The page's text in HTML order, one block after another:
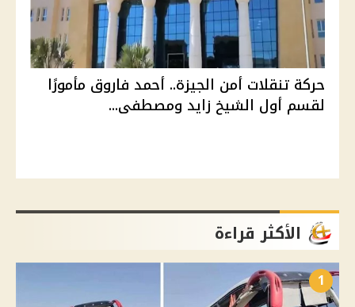
حركة تنقلات أمن الجيزة.. أحمد فاروق مأمورًا
لقسم أول الشيخ زايد ومصطفى...
الأكثر قراءة
1